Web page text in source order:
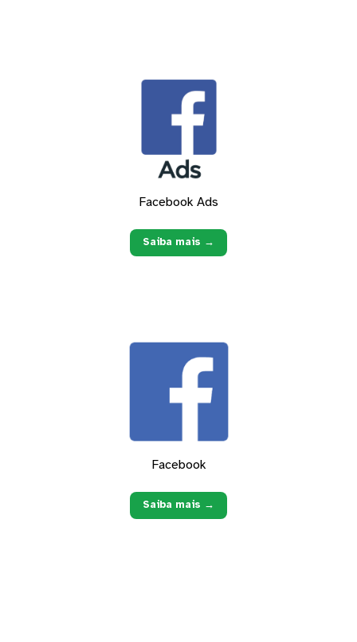
Facebook Ads
Saiba mais →
Facebook
Saiba mais →